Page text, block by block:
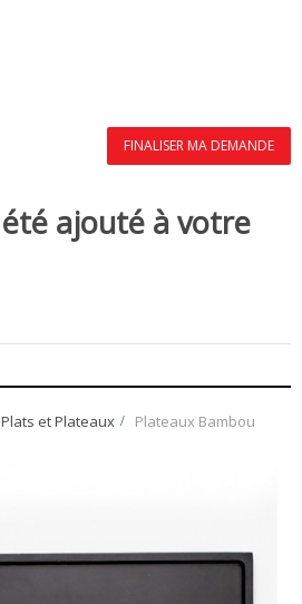
FINALISER MA DEMANDE
ajouté à votre
Plats et Plateaux > Plateaux Bambou